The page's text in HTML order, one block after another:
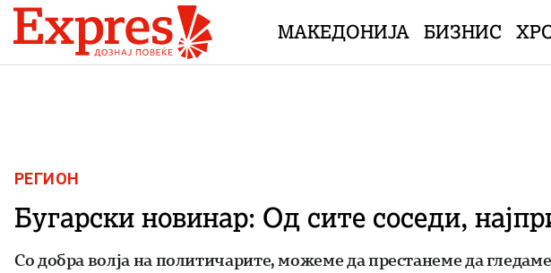
Skip to content
МАКЕДОНИЈА БИЗНИС
РЕГИОН
Бугарски новинар: Од сите соседи,
Со добра волја на политичарите, можеме да престанеме да